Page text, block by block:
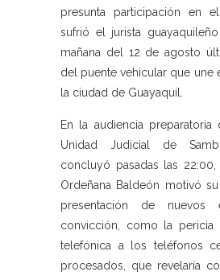
presunta participación en
sufrió el jurista
mañana del 12 de agosto
del puente vehicular que une
la ciudad de Guayaquil.
En la audiencia
Unidad Judicial de
concluyó pasadas las
Ordeñana Baldeón motivó
presentación de nuevos
convicción, como la pericia
telefónica a los teléfonos
procesados, que revelaría